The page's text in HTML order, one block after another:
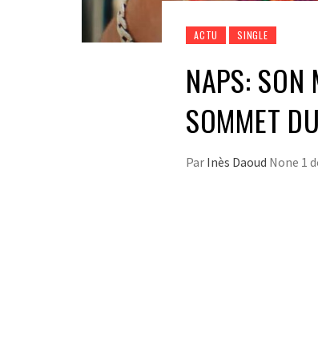
ACTU SINGLE
NAPS: SON
SOMMET
Par Inès Daoud None 1